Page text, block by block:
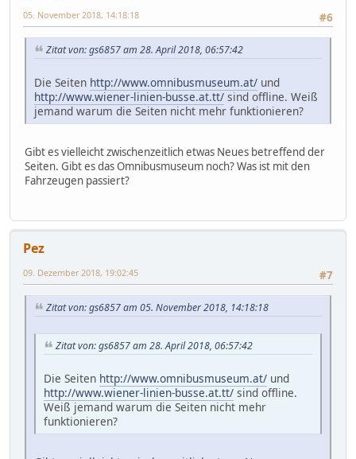
#6
05. November 2018, 14:18:18
Zitat von: gs6857 am 28. April 2018, 06:57:42
Die Seiten http://www.omnibusmuseum.at/ und
http://www.wiener-linien-busse.at.tt/ sind offline. Weiß
jemand warum die Seiten nicht mehr funktionieren?
Gibt es vielleicht zwischenzeitlich etwas Neues betreffend der
Seiten. Gibt es das Omnibusmuseum noch? Was ist mit den
Fahrzeugen passiert?
Pez
#7
09. Dezember 2018, 19:02:45
Zitat von: gs6857 am 05. November 2018, 14:18:18
Zitat von: gs6857 am 28. April 2018, 06:57:42
Die Seiten http://www.omnibusmuseum.at/ und
http://www.wiener-linien-busse.at.tt/ sind offline.
Weiß jemand warum die Seiten nicht mehr
funktionieren?